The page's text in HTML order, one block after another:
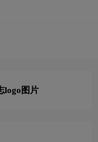
logo图片